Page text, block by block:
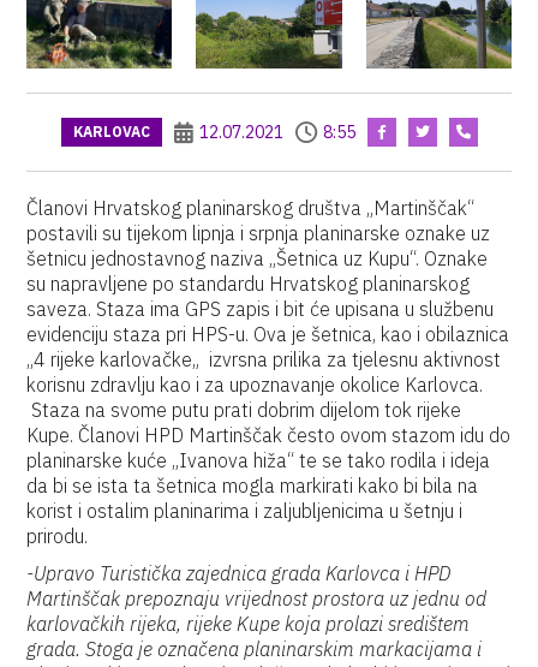
KARLOVAC 12.07.2021 8:55
Članovi Hrvatskog planinarskog društva „Martinščak“
postavili su tijekom lipnja i srpnja planinarske oznake uz
šetnicu jednostavnog naziva „Šetnica uz Kupu“. Oznake
su napravljene po standardu Hrvatskog planinarskog
saveza. Staza ima GPS zapis i bit će upisana u službenu
evidenciju staza pri HPS-u. Ova je šetnica, kao i obilaznica
„4 rijeke karlovačke„ izvrsna prilika za tjelesnu aktivnost
korisnu zdravlju kao i za upoznavanje okolice Karlovca.
Staza na svome putu prati dobrim dijelom tok rijeke
Kupe. Članovi HPD Martinščak često ovom stazom idu do
planinarske kuće „Ivanova hiža“ te se tako rodila i ideja
da bi se ista ta šetnica mogla markirati kako bi bila na
korist i ostalim planinarima i zaljubljenicima u šetnju i
prirodu.
-Upravo Turistička zajednica grada Karlovca i HPD
Martinščak prepoznaju vrijednost prostora uz jednu od
karlovačkih rijeka, rijeke Kupe koja prolazi središtem
grada. Stoga je označena planinarskim markacijama i